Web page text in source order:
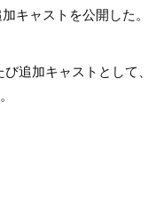
キャストを公開した。
追加キャストとして、